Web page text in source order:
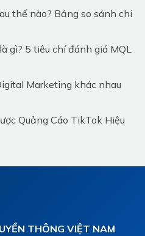
thế nào? Bảng so sánh chi
gì? 5 tiêu chí đánh giá MQL
Marketing khác nhau
Quảng Cáo TikTok Hiệu
THÔNG VIỆT NAM